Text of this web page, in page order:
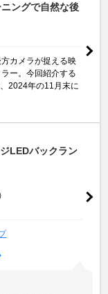
ングで自然な後
カメラが捉える映
ー。今回紹介する
2024年の11月末に
LEDバックラン